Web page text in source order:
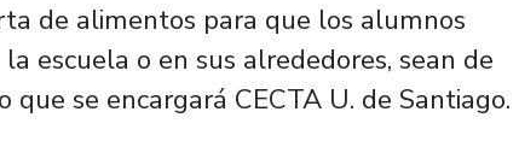
de alimentos para que los alumnos
escuela o en sus alrededores, sean de
se encargará CECTA U. de Santiago.